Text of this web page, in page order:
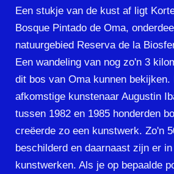
Een stukje van de kust af ligt
Bosque Pintado de Oma,
natuurgebied Reserva de la
Een wandeling van nog zo'n 3
dit bos van Oma kunnen
afkomstige kunstenaar Augustin
tussen 1982 en 1985 honderden
creëerde zo een kunstwerk. Zo'n
beschilderd en daarnaast zijn er
kunstwerken. Als je op bepaalde